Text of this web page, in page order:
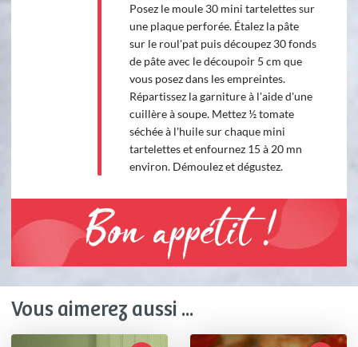
Posez le moule 30 mini tartelettes sur
une plaque perforée. Étalez la pâte
sur le roul'pat puis découpez 30 fonds
de pâte avec le découpoir 5 cm que
vous posez dans les empreintes.
Répartissez la garniture à l'aide d'une
cuillère à soupe. Mettez ½ tomate
séchée à l'huile sur chaque mini
tartelettes et enfournez 15 à 20 mn
environ. Démoulez et dégustez.
Bon appétit !
Vous aimerez aussi ...